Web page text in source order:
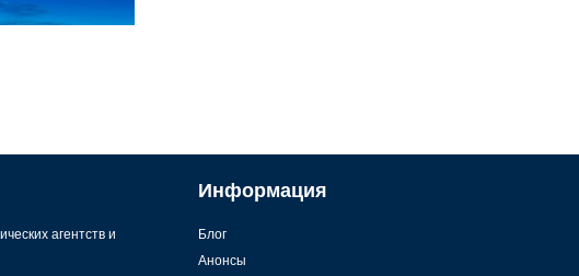
подводной
агентств и
Информация
Блог
Анонсы